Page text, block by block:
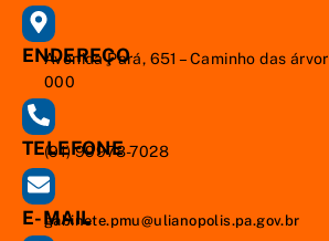
ENDEREÇO
Avenida Pará, 651 – Caminho das
000
TELEFONE
(91) 99978-7028
E-MAIL
gabinete.pmu@ulianopolis.pa.gov.br